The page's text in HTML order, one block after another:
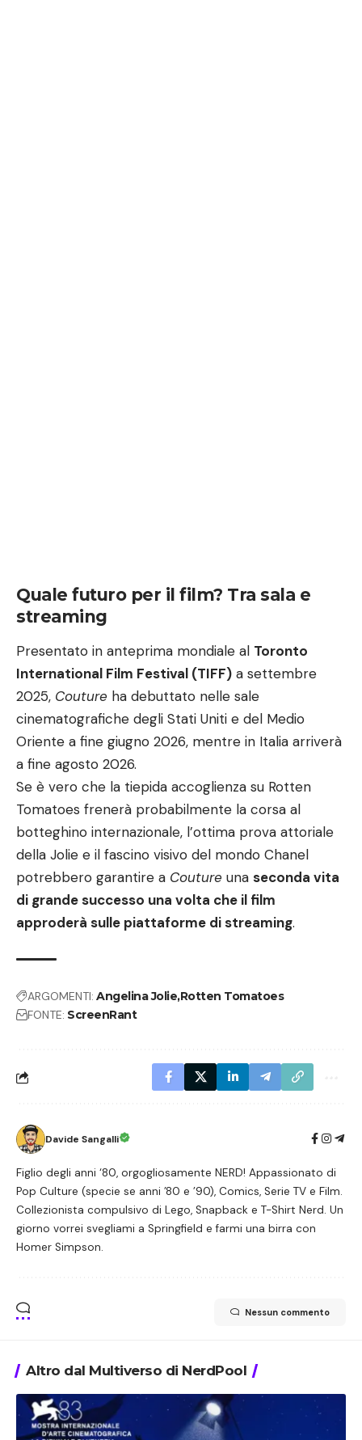
Quale futuro per il film? Tra sala e
streaming
Presentato in anteprima mondiale al Toronto
International Film Festival (TIFF) a settembre
2025, Couture ha debuttato nelle sale
cinematografiche degli Stati Uniti e del Medio
Oriente a fine giugno 2026, mentre in Italia arriverà
a fine agosto 2026.
Se è vero che la tiepida accoglienza su Rotten
Tomatoes frenerà probabilmente la corsa al
botteghino internazionale, l’ottima prova attoriale
della Jolie e il fascino visivo del mondo Chanel
potrebbero garantire a Couture una seconda vita
di grande successo una volta che il film
approderà sulle piattaforme di streaming.
ARGOMENTI: Angelina JolieRotten Tomatoes
FONTE: ScreenRant
Davide Sangalli
Figlio degli anni ‘80, orgogliosamente NERD! Appassionato di
Pop Culture (specie se anni ’80 e ’90), Comics, Serie TV e Film.
Collezionista compulsivo di Lego, Snapback e T-Shirt Nerd. Un
giorno vorrei svegliami a Springfield e farmi una birra con
Homer Simpson.
Nessun commento
Altro dal Multiverso di NerdPool